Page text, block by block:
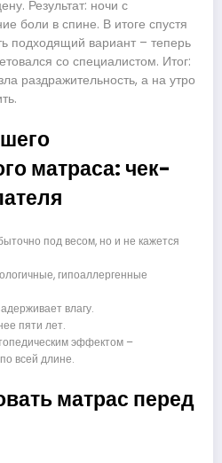
Результат: ночи с
боли в спине. В итоге спустя
подходящий вариант – теперь
со специалистом. Итог:
раздражительность, а на утро
матраса: чек-
под весом, но и не кажется
гипоаллергенные
влагу.
пяти лет.
эффектом –
всей длине.
матрас перед